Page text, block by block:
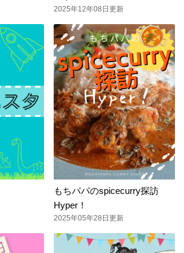
2025年12年08日更新
もちパパのspicecurry探訪
Hyper！
2025年05年28日更新